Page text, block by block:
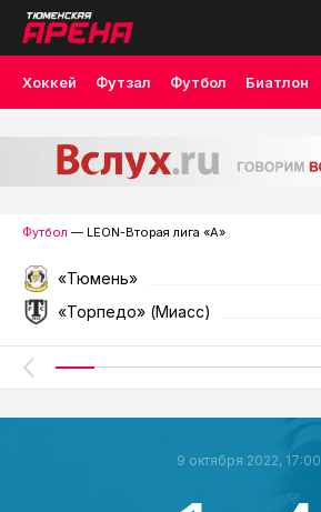
Хоккей Футзал Футбол Биатлон
Футбол — LEON-Вторая лига «А»
«Тюмень»
«Торпедо» (Миасс)
9 октября 2022, 17:00